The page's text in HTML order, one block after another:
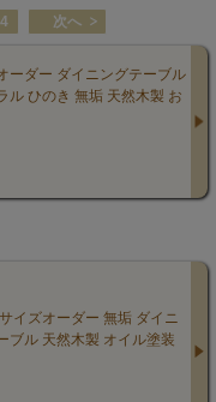
4 次へ
ーダー ダイニングテーブル
ル ひのき 無垢 天然木製 お
イズオーダー 無垢 ダイニ
ブル 天然木製 オイル塗装